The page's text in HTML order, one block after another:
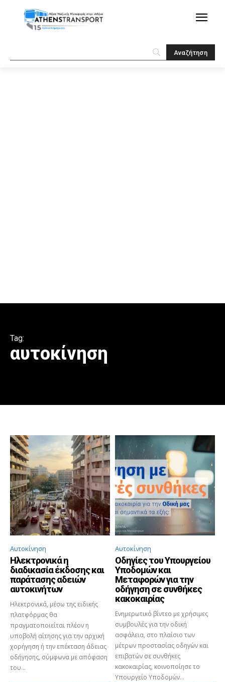
Tag:
αυτοκίνηση
Αυτοκίνηση
Ηλεκτρονικά η
διαδικασία έκδοσης και
παράτασης αδειών
αυτοκινήτων
Ηλεκτρονικά, μέσω της ειδικής
πλατφόρμας θα
πραγματοποιείται πλέον η
υποβολή αίτησης για την αρχική
χορήγηση ή την επέκταση άδειας
οδήγησης, σύμφωνα με απόφαση
του...
Αυτοκίνηση
Οδηγίες του Υπουργείου
Υποδομών και
Μεταφορών για την
οδήγηση σε συνθήκες
κακοκαιρίας
Ενημερωτικό βίντεο με χρήσιμες
συμβουλές για την οδική
ασφάλεια, στο πλαίσιο των
μέτρων προστασίας οδηγών και
επιβατών σε συνθήκες
κακοκαιρίας, κοινοποίησε το
Υπουργείο Υποδομών...